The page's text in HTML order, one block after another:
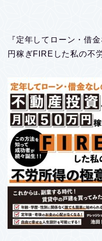
『定年してローン・借
円稼ぎFIREした私の不